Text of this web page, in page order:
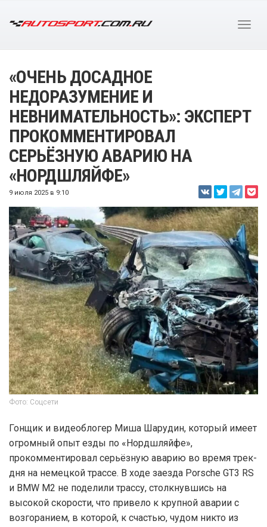
«ОЧЕНЬ ДОСАДНОЕ
НЕДОРАЗУМЕНИЕ И
НЕВНИМАТЕЛЬНОСТЬ»: ЭКСПЕРТ
ПРОКОММЕНТИРОВАЛ
СЕРЬЁЗНУЮ АВАРИЮ НА
«НОРДШЛЯЙФЕ»
9 июля 2025 в 9:10
Фото: Соцсети
Гонщик и видеоблогер Миша Шарудин, который имеет
огромный опыт езды по «Нордшляйфе»,
прокомментировал серьёзную аварию во время трек-
дня на немецкой трассе. В ходе заезда Porsche GT3 RS
и BMW M2 не поделили трассу, столкнувшись на
высокой скорости, что привело к крупной аварии с
возгоранием, в которой, к счастью, чудом никто из